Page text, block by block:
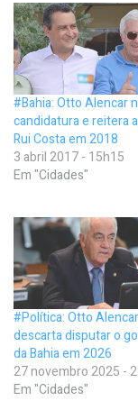
#Bahia: Otto Alencar
candidatura e reitera
Rui Costa em 2018
3 abril 2017 - 15h15
Em "Cidades"
#Política: Otto Alencar
descarta disputar o
da Bahia em 2026
27 novembro 2025 -
Em "Cidades"